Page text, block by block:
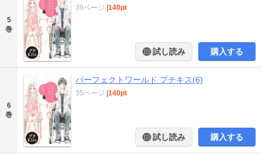
5
巻
39ページ |140pt
試し読み 購入する
6
巻
パーフェクトワールド プチキス(6)
35ページ |140pt
試し読み 購入する